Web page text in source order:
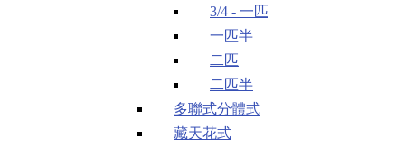
3/4 - 一匹
一匹半
二匹
二匹半
多聯式分體式
藏天花式